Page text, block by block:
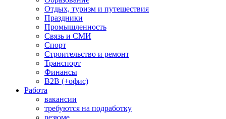
Отдых, туризм и путешествия
Праздники
Промышленность
Связь и СМИ
Спорт
Строительство и ремонт
Транспорт
Финансы
B2B (+офис)
Работа
вакансии
требуются на подработку
резюме